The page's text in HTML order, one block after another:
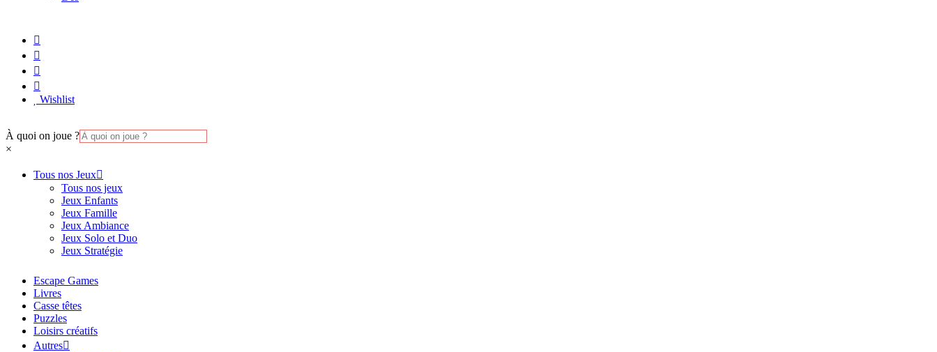
Wishlist
À quoi on joue ?
×
Tous nos Jeux
Tous nos jeux
Jeux Enfants
Jeux Famille
Jeux Ambiance
Jeux Solo et Duo
Jeux Stratégie
Escape Games
Livres
Casse têtes
Puzzles
Loisirs créatifs
Autres